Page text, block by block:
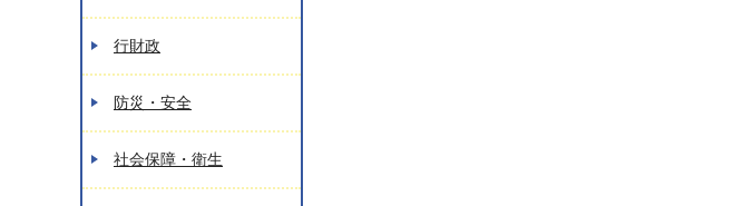
行財政
防災・安全
社会保障・衛生